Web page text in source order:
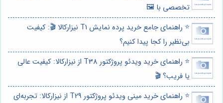
تخصصی با 🖼️
⭐️ راهنمای جامع خرید پرده نمایش T1 نیزارکالا 🎬: کیفیت
بی‌نظیر را کجا پیدا کنیم؟
⭐️ راهنمای خرید ویدئو پروژکتور T38 از نیزارکالا: کیفیت عالی
یا فریب؟ 🎬
⭐️ راهنمای خرید مینی ویدئو پروژکتور T29 از نیزارکالا: تجربه‌ای